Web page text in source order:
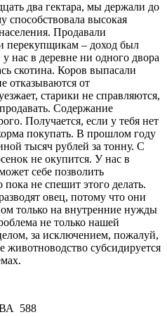
два гектара, мы держали до
способствовала высокая
Продавали
перекупщикам – доход был
нас в деревне ни одного двора
скотина. Коров выпасали
отказываются от
старики не справляются,
Содержание
Получается, если у тебя нет
покупать. В прошлом году
тысяч рублей за тонну. С
не окупится. У нас в
себе позволить
не спешит этого делать.
овец, потому что они
только на внутренние нужды
не только нашей
за исключением, пожалуй,
субсидируется
588